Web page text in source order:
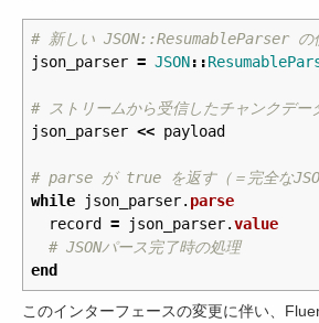
# 新しい JSON::ResumableParser の
json_parser = JSON::
# ストリームから受信したチャンクデ
json_parser << payload
# parse が true を返す（＝完全な
while
json_parser. parse
record = json_parser.value
# JSONパース完了時の処理
end
このインターフェースの変更に伴い、